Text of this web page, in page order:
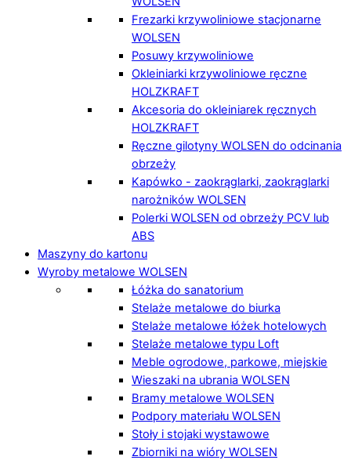
Frezarki krzywoliniowe stacjonarne
WOLSEN
Posuwy krzywoliniowe
Okleiniarki krzywoliniowe ręczne
HOLZKRAFT
Akcesoria do okleiniarek ręcznych
HOLZKRAFT
Ręczne gilotyny WOLSEN do odcinania
obrzeży
Kapówko - zaokrąglarki, zaokrąglarki
narożników WOLSEN
Polerki WOLSEN od obrzeży PCV lub
ABS
Maszyny do kartonu
Wyroby metalowe WOLSEN
Łóżka do sanatorium
Stelaże metalowe do biurka
Stelaże metalowe łóżek hotelowych
Stelaże metalowe typu Loft
Meble ogrodowe, parkowe, miejskie
Wieszaki na ubrania WOLSEN
Bramy metalowe WOLSEN
Podpory materiału WOLSEN
Stoły i stojaki wystawowe
Zbiorniki na wióry WOLSEN